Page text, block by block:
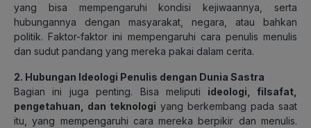
yang bisa mempengaruhi kondisi kejiwaannya, serta
hubungannya dengan masyarakat, negara, atau bahkan
politik. Faktor-faktor ini mempengaruhi cara penulis menulis
dan sudut pandang yang mereka pakai dalam cerita.
2. Hubungan Ideologi Penulis dengan Dunia Sastra
Bagian ini juga penting. Bisa meliputi ideologi, filsafat,
pengetahuan, dan teknologi yang berkembang pada saat
itu, yang mempengaruhi cara mereka berpikir dan menulis.